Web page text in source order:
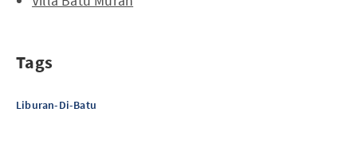
Tags
Liburan-Di-Batu